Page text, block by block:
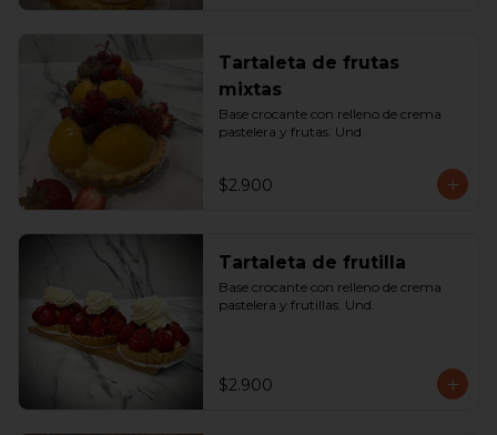
Tartaleta de frutas
mixtas
Base crocante con relleno de crema
pastelera y frutas. Und.
$2.900
Tartaleta de frutilla
Base crocante con relleno de crema
pastelera y frutillas. Und.
$2.900